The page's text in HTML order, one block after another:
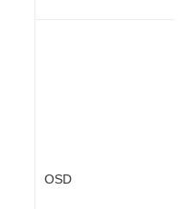
OSD